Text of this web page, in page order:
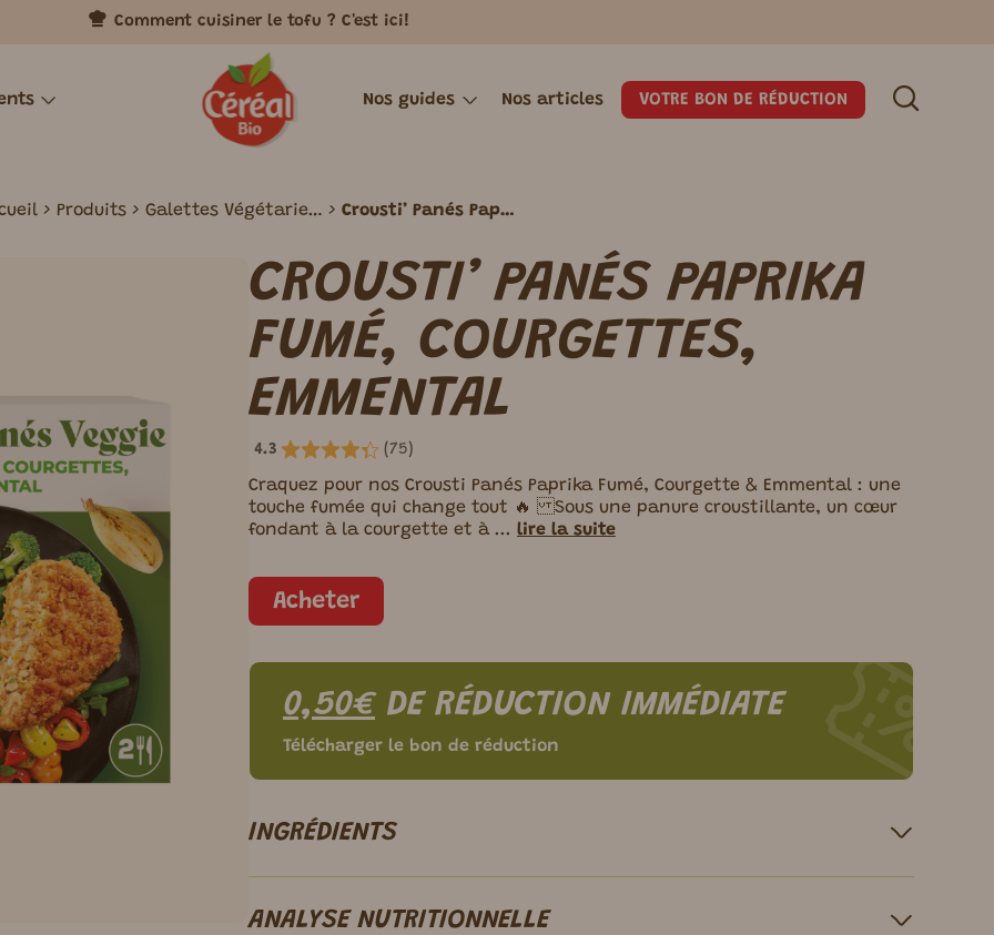
Comment cuisiner le tofu ? C'est ici!
TOFUS
Tofus à cuisiner
Tofus cuisinés
CŒURS DE REPAS
Boulettes
Emincés
Falafels
Pains complets
REVISITÉ HIVER ÉTÉ TOFU
GOURMAND POUR TOUS, SANS COMPROMIS
Nos guides
C’EST QUOI LE TOFU ?
Nos articles VOTRE BON DE RÉDUCTION
Produits Galettes Végétariennes Crousti’ Panés Paprika Fumé, Courgettes, Emmental
CROUSTI’ PANÉS PAPRIKA
FUMÉ, COURGETTES,
EMMENTAL
4.3 (75)
Craquez pour nos Crousti Panés Paprika Fumé, Courgette & Emmental : une
touche fumée qui change tout 🔥 Sous une panure croustillante, un cœur
fondant à la courgette et à ... lire la suite
Acheter
0,50€DE RÉDUCTION IMMÉDIATE
Télécharger le bon de réduction
INGRÉDIENTS
ANALYSE NUTRITIONNELLE